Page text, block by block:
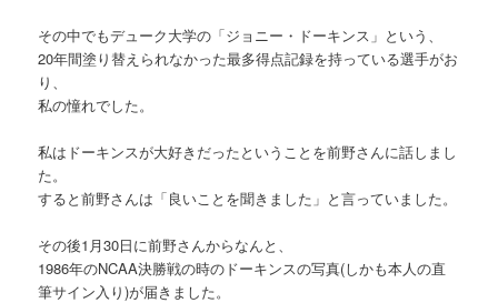
その中でもデューク大学の「ジョニー・ドーキンス」という、
20年間塗り替えられなかった最多得点記録を持っている選手がお
り、
私の憧れでした。
私はドーキンスが大好きだったということを前野さんに話しまし
た。
すると前野さんは「良いことを聞きました」と言っていました。
その後1月30日に前野さんからなんと、
1986年のNCAA決勝戦の時のドーキンスの写真(しかも本人の直
筆サイン入り)が届きました。